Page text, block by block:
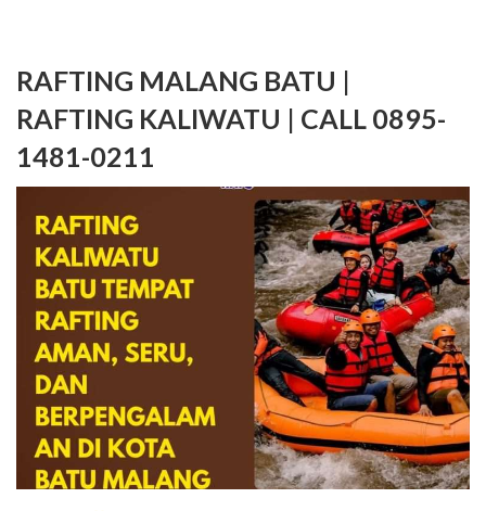
RAFTING MALANG BATU |
RAFTING KALIWATU | CALL 0895-
1481-0211